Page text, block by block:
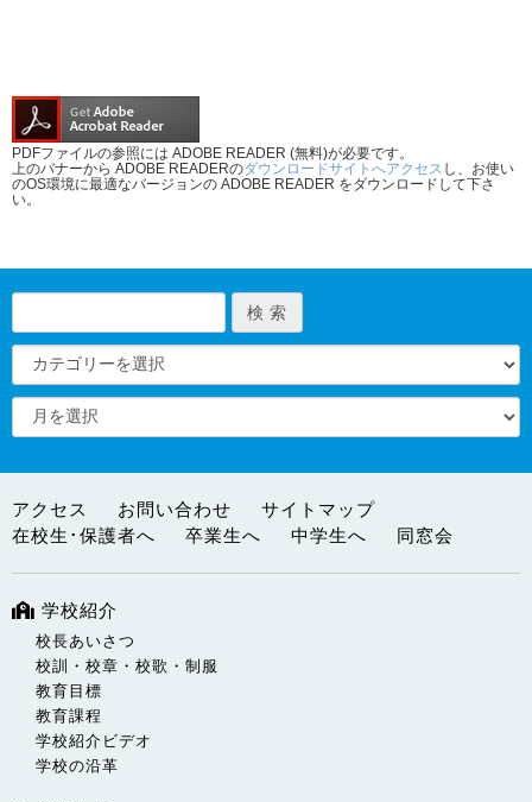
PDFファイルの参照には ADOBE READER (無料)が必要です。
上のバナーから ADOBE READERのダウンロードサイトへアクセス し、お使い
のOS環境に最適なバージョンの ADOBE READER をダウンロードして下さ
い。
アクセス お問い合わせ
サイトマップ
在校生･保護者へ
卒業生へ 中学生へ 同窓会
学校紹介
校長あいさつ
校訓・校章・校歌・制服
教育目標
教育課程
学校紹介ビデオ
学校の沿革